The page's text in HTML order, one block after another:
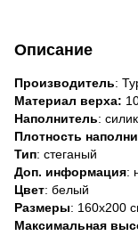
Описание
Производитель:
Материал верха:
Наполнитель:
Плотность
Тип: стеганый
Доп. информация:
Цвет: белый
Размеры: 160х200
Максимальная